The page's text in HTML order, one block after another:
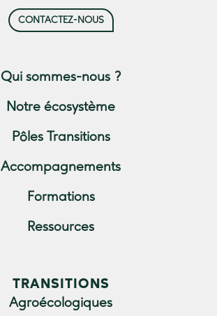
CONTACTEZ-NOUS
Qui sommes-nous ?
Notre écosystème
Pôles Transitions
Accompagnements
Formations
Ressources
TRANSITIONS
Agroécologiques